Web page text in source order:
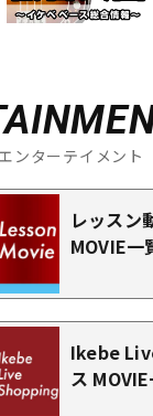
ンターテイメント
レッスン
MOVIE一
Ikebe
ス